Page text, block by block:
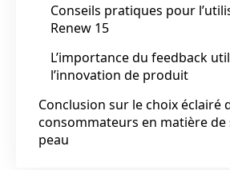
Conseils pratiques pour
Renew 15
L’importance du feedback
l’innovation de produit
Conclusion sur le choix éclairé
consommateurs en matière de
peau